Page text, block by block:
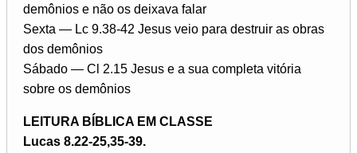
demônios e não os deixava falar
Sexta — Lc 9.38-42 Jesus veio para destruir as obras
dos demônios
Sábado — Cl 2.15 Jesus e a sua completa vitória
sobre os demônios
LEITURA BÍBLICA EM CLASSE
Lucas 8.22-25,35-39.